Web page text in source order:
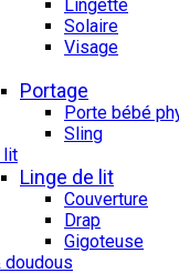
Lingette
Solaire
Visage
Portage
Porte bébé
Sling
lit
Linge de lit
Couverture
Drap
Gigoteuse